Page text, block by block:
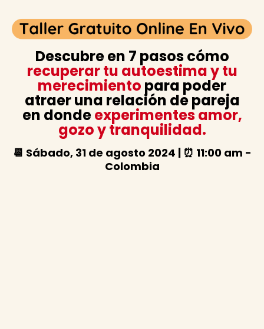
Descubre en 7 pasos cómo
recuperar tu autoestima y tu
merecimiento para poder
atraer una relación de pareja
en dondeexperimentes amor,
gozo y tranquilidad.
📆 Sábado, 31 de agosto 2024 | ⏰ 11:00 am -
Colombia